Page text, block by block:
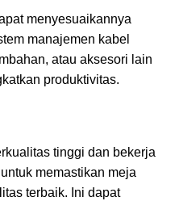
menyesuaikannya
manajemen kabel
atau aksesori lain
produktivitas.
tinggi dan bekerja
memastikan meja
terbaik. Ini dapat